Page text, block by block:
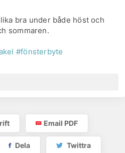
bra under både höst och
sommaren.
#fönsterbyte
Email PDF
Dela Twittra